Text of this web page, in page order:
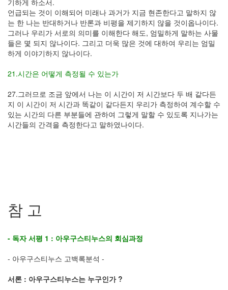
기하게 하소서.
언급되는 것이 이해되어 미래나 과거가 지금 현존한다고 말하지 않
는 한 나는 반대하거나 반론과 비평을 제기하지 않을 것이옵나이다.
그러나 우리가 서로의 의미를 이해한다 해도, 엄밀하게 말하는 사물
들은 몇 되지 않나이다. 그리고 더욱 많은 것에 대하여 우리는 엄밀
하게 이야기하지 않나이다.
21.시간은 어떻게 측정될 수 있는가
27.그러므로 조금 앞에서 나는 이 시간이 저 시간보다 두 배 같다든
지 이 시간이 저 시간과 똑같이 같다든지 우리가 측정하여 계수할 수
있는 시간의 다른 부분들에 관하여 그렇게 말할 수 있도록 지나가는
시간들의 간격을 측정한다고 말하였나이다.
참 고
- 독자 서평 1 : 아우구스티누스의 회심과정
- 아우구스티누스 고백록분석 -
서론 : 아우구스티누스는 누구인가 ?